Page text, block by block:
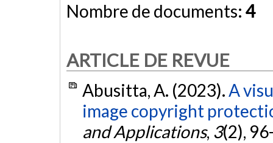
Nombre de documents: 4
ARTICLE DE REVUE
Abusitta, A. (2023).A
image copyright
and Applications, 3(2),